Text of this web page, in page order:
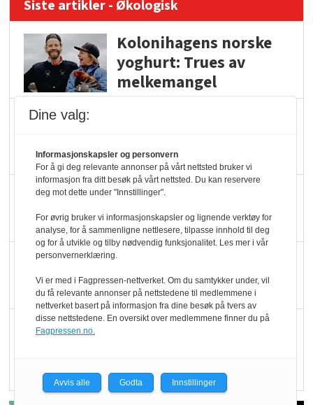
Siste artikler - Økologisk
Kolonihagens norske
yoghurt: Trues av
melkemangel
hederspris
Blir enklere å velge
økologisk i butikkhylla
Kolonihagen sliter
med å få tak i nok melk
Rapport: Økokundene
det?
Dine valg:
Informasjonskapsler og personvern
For å gi deg relevante annonser på vårt nettsted bruker vi
informasjon fra ditt besøk på vårt nettsted. Du kan reservere
deg mot dette under "Innstillinger".
For øvrig bruker vi informasjonskapsler og lignende verktøy for
analyse, for å sammenligne nettlesere, tilpasse innhold til deg
og for å utvikle og tilby nødvendig funksjonalitet. Les mer i vår
personvernerklæring.
Vi er med i Fagpressen-nettverket. Om du samtykker under, vil
du få relevante annonser på nettstedene til medlemmene i
nettverket basert på informasjon fra dine besøk på tvers av
disse nettstedene. En oversikt over medlemmene finner du på
Fagpressen.no.
Avvis alle Godta Innstillinger